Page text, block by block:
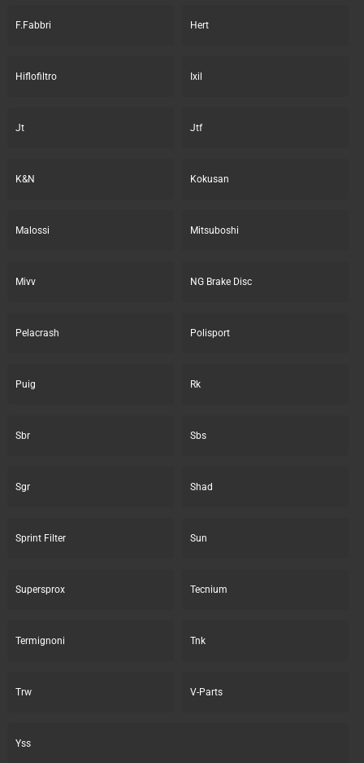
F.Fabbri Hert
Hiflofiltro Ixil
Jt Jtf
K&N Kokusan
Malossi Mitsuboshi
Mivv NG Brake Disc
Pelacrash Polisport
Puig Rk
Sbr Sbs
Sgr Shad
Sprint Filter Sun
Supersprox Tecnium
Termignoni Tnk
Trw V-Parts
Yss